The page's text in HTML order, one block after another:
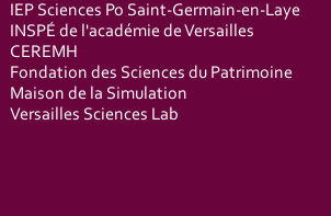
IEP Sciences Po Saint-Germain-en-Laye
INSPÉ de l'académie de Versailles
CEREMH
Fondation des Sciences du Patrimoine
Maison de la Simulation
Versailles Sciences Lab